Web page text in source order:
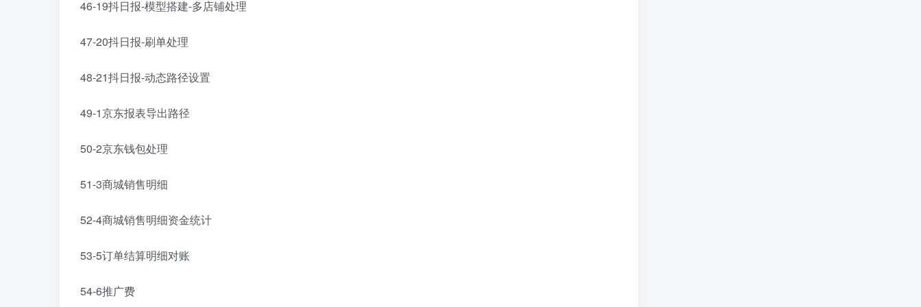
46-19抖日报-模型搭建-多店铺处理
47-20抖日报-刷单处理
48-21抖日报-动态路径设置
49-1京东报表导出路径
50-2京东钱包处理
51-3商城销售明细
52-4商城销售明细资金统计
53-5订单结算明细对账
54-6推广费